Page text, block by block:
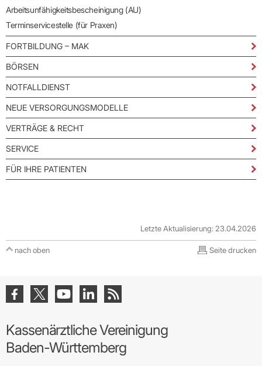
Arbeitsunfähigkeitsbescheinigung (AU)
Terminservicestelle (für Praxen)
FORTBILDUNG – MAK
BÖRSEN
NOTFALLDIENST
NEUE VERSORGUNGSMODELLE
VERTRÄGE & RECHT
SERVICE
FÜR IHRE PATIENTEN
Letzte Aktualisierung: 23.04.2026
nach oben Seite drucken
Kassenärztliche Vereinigung
Baden-Württemberg